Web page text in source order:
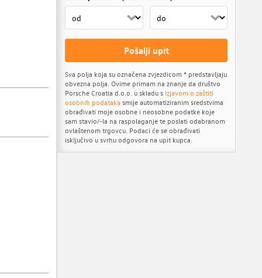
Pošalji upit
Sva polja koja su označena zvjezdicom * predstavljaju
obvezna polja. Ovime primam na znanje da društvo
Porsche Croatia d.o.o. u skladu s Izjavom o zaštiti
osobnih podataka smije automatiziranim sredstvima
obrađivati moje osobne i neosobne podatke koje
sam stavio/-la na raspolaganje te poslati odabranom
ovlaštenom trgovcu. Podaci će se obrađivati
isključivo u svrhu odgovora na upit kupca.